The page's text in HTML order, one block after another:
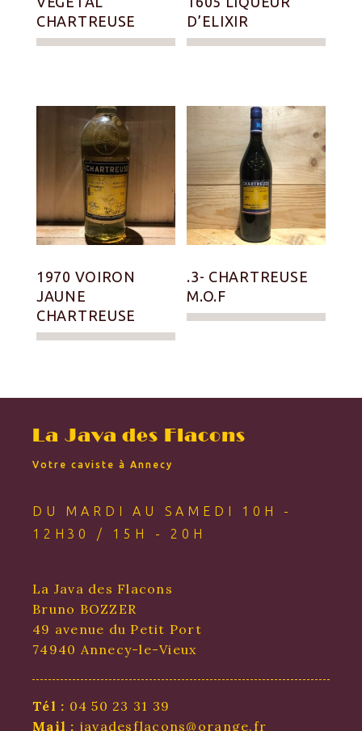
CHARTREUSE
D’ELIXIR
1970 VOIRON
JAUNE
CHARTREUSE
.3- CHARTREUSE
M.O.F
La Java des Flacons
Votre caviste à Annecy
DU MARDI AU SAMEDI 10H -
12H30 / 15H - 20H
La Java des Flacons
Bruno BOZZER
49 avenue du Petit Port
74940 Annecy-le-Vieux
Tél : 04 50 23 31 39
Mail : javadesflacons@orange.fr